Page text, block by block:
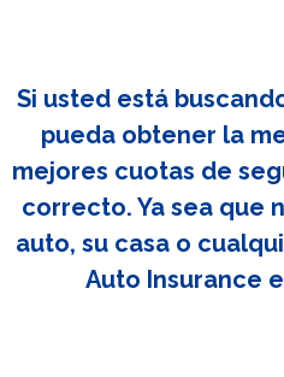
Si usted está
pueda obtener la
mejores cuotas de
correcto. Ya sea que
auto, su casa o
Auto Insurance